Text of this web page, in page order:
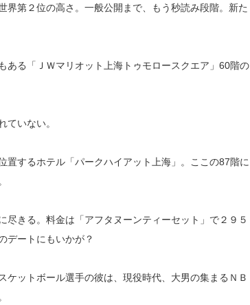
界第２位の高さ。一般公開まで、もう秒読み段階。新た
ある「ＪＷマリオット上海トゥモロースクエア」60階の
ていない。
するホテル「パークハイアット上海」。ここの87階に
きる。料金は「アフタヌーンティーセット」で２９５
デートにもいかが？
ットボール選手の彼は、現役時代、大男の集まるＮＢ